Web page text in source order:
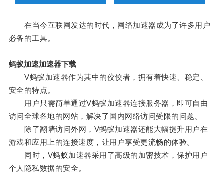
在当今互联网发达的时代，网络加速器成为了许多用户
必备的工具。
蚂蚁加速加速器下载
V蚂蚁加速器作为其中的佼佼者，拥有着快速、稳定、
安全的特点。
用户只需简单通过V蚂蚁加速器连接服务器，即可自由
访问全球各地的网站，解决了国内网络访问受限的问题。
除了翻墙访问外网，V蚂蚁加速器还能大幅提升用户在
游戏和应用上的连接速度，让用户享受更流畅的体验。
同时，V蚂蚁加速器采用了高级的加密技术，保护用户
个人隐私数据的安全。